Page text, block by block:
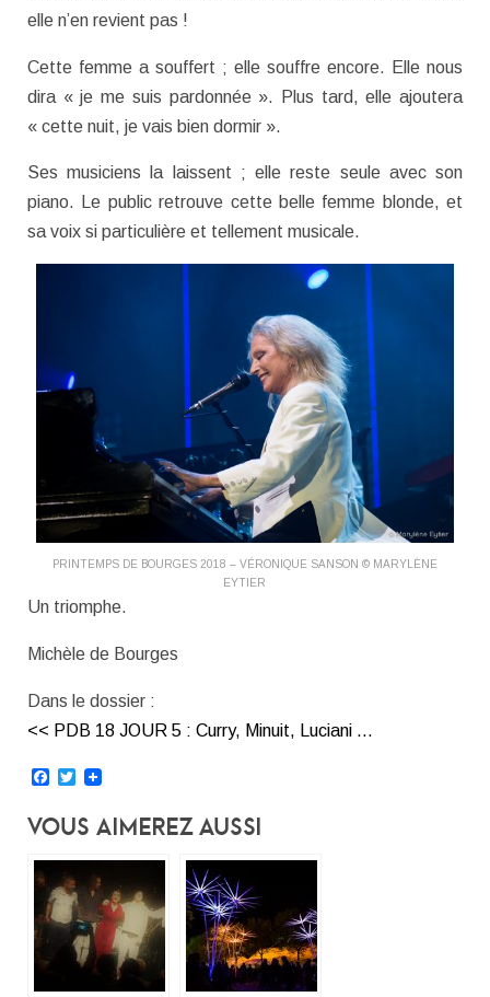
elle n’en revient pas !
Cette femme a souffert ; elle souffre encore. Elle nous
dira « je me suis pardonnée ». Plus tard, elle ajoutera
« cette nuit, je vais bien dormir ».
Ses musiciens la laissent ; elle reste seule avec son
piano. Le public retrouve cette belle femme blonde, et
sa voix si particulière et tellement musicale.
PRINTEMPS DE BOURGES 2018 – VÉRONIQUE SANSON © MARYLÈNE
EYTIER
Un triomphe.
Michèle de Bourges
Dans le dossier :
<< PDB 18 JOUR 5 : Curry, Minuit, Luciani …
Facebook
Twitter
Vous Aimerez Aussi